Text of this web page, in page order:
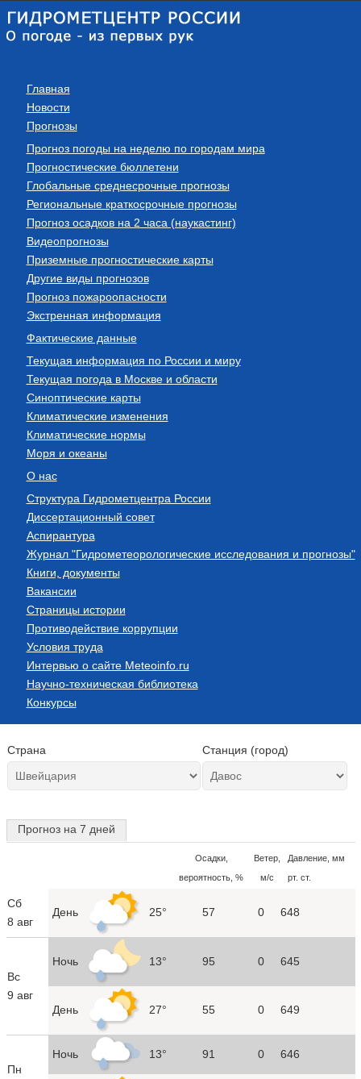
Главная
Новости
Прогнозы
Прогноз погоды на неделю по городам мира
Прогностические бюллетени
Глобальные среднесрочные прогнозы
Региональные краткосрочные прогнозы
Прогноз осадков на 2 часа (наукастинг)
Видеопрогнозы
Приземные прогностические карты
Другие виды прогнозов
Прогноз пожароопасности
Экстренная информация
Фактические данные
Текущая информация по России и миру
Текущая погода в Москве и области
Синоптические карты
Климатические изменения
Климатические нормы
Моря и океаны
О нас
Структура Гидрометцентра России
Диссертационный совет
Аспирантура
Журнал "Гидрометеорологические исследования и прогнозы"
Книги, документы
Вакансии
Страницы истории
Противодействие коррупции
Условия труда
Интервью о сайте Meteoinfo.ru
Научно-техническая библиотека
Конкурсы
Страна Станция (город)
Прогноз на 7 дней
Осадки,
вероятность, %
Ветер,
м/с
Давление, мм
рт. ст.
Сб
8 авг
День 25° 57 0 648
Вс
9 авг
Ночь 13° 95 0 645
День 27° 55 0 649
Пн
Ночь 13° 91 0 646